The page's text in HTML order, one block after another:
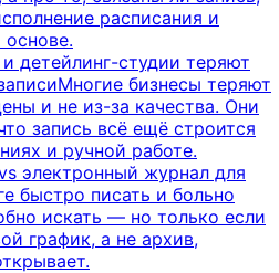
расписания и
детейлинг-студии теряют
Многие бизнесы теряют
и не из-за качества. Они
запись всё ещё строится
и ручной работе.
электронный журнал для
быстро писать и больно
искать — но только если
график, а не архив,